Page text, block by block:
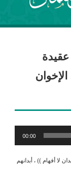
00:00
لا أفهام )) ، أبدانهم